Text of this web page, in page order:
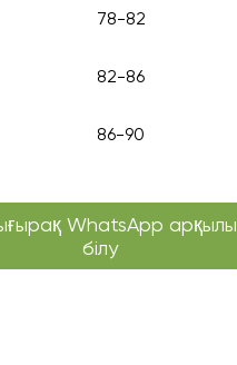
78-82
82-86
86-90
WhatsApp арқылы
білу